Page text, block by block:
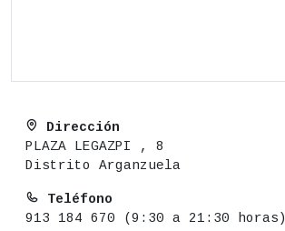
Dirección
PLAZA LEGAZPI , 8
Distrito Arganzuela
Teléfono
913 184 670 (9:30 a 21:30 horas)